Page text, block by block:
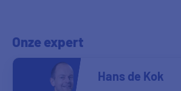
Onze expert
Hans de Kok